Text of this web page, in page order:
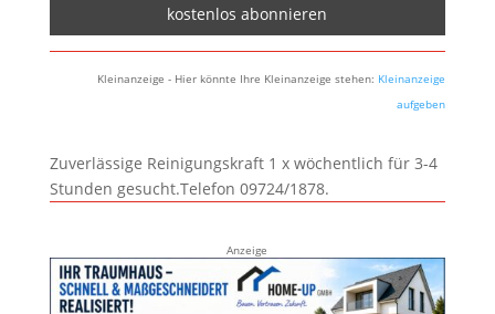
Kleinanzeige - Hier könnte Ihre Kleinanzeige stehen: Kleinanzeige
aufgeben
Zuverlässige Reinigungskraft 1 x wöchentlich für 3-4
Stunden gesucht.Telefon 09724/1878.
Anzeige